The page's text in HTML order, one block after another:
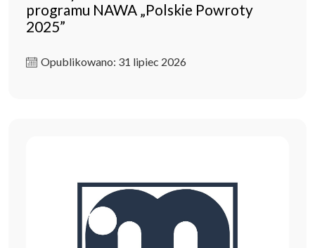
programu NAWA „Polskie Powroty
2025”
Opublikowano: 31 lipiec 2026